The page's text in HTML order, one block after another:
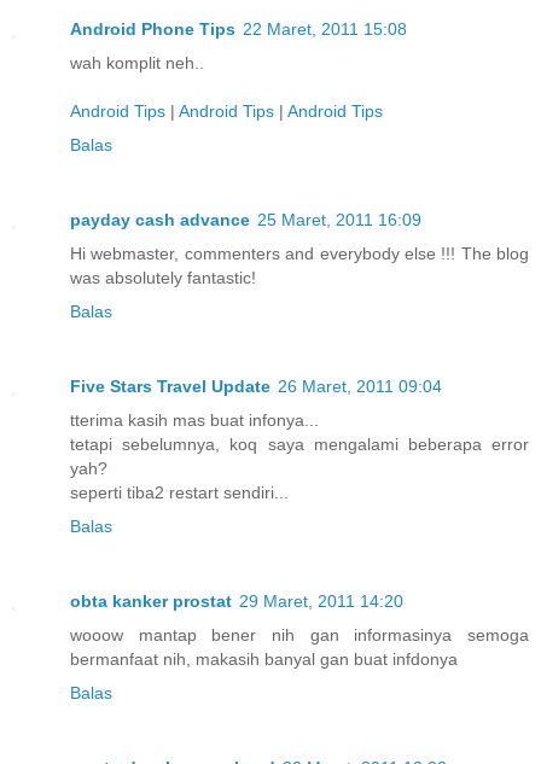
Android Phone Tips 22 Maret, 2011 15:08
wah komplit neh..
Android Tips | Android Tips | Android Tips
Balas
payday cash advance 25 Maret, 2011 16:09
Hi webmaster, commenters and everybody else !!! The blog
was absolutely fantastic!
Balas
Five Stars Travel Update 26 Maret, 2011 09:04
tterima kasih mas buat infonya...
tetapi sebelumnya, koq saya mengalami beberapa error
yah?
seperti tiba2 restart sendiri...
Balas
obta kanker prostat 29 Maret, 2011 14:20
wooow mantap bener nih gan informasinya semoga
bermanfaat nih, makasih banyal gan buat infdonya
Balas